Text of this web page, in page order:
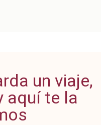
un viaje,
aquí te la